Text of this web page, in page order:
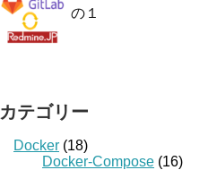
の１
カテゴリー
Docker (18)
Docker-Compose (16)